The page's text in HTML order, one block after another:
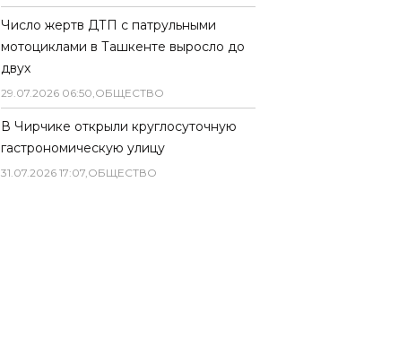
Число жертв ДТП с патрульными
мотоциклами в Ташкенте выросло до
двух
29.07.2026 06:50,ОБЩЕСТВО
В Чирчике открыли круглосуточную
гастрономическую улицу
31.07.2026 17:07,ОБЩЕСТВО